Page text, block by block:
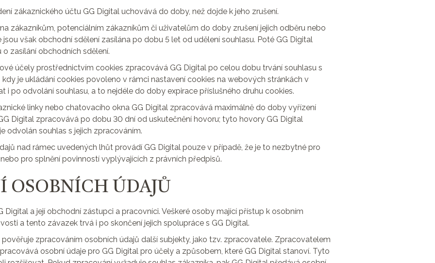
zákaznického účtu GG Digital uchovává do doby, než dojde k jeho zrušení.
zákazníkům, potenciálním zákazníkům či uživatelům do doby zrušení jejich odběru nebo
jsou však obchodní sdělení zasílána po dobu 5 let od udělení souhlasu. Poté GG Digital
zasílání obchodních sdělení.
účely prostřednictvím cookies zpracovává GG Digital po celou dobu trvání souhlasu s
je ukládání cookies povoleno v rámci nastavení cookies na webových stránkách v
i po odvolání souhlasu, a to nejdéle do doby expirace příslušného druhu cookies.
linky nebo chatovacího okna GG Digital zpracovává maximálně do doby vyřízení
Digital zpracovává po dobu 30 dní od uskutečnění hovoru; tyto hovory GG Digital
odvolán souhlas s jejich zpracováním.
nad rámec uvedených lhůt provádí GG Digital pouze v případě, že je to nezbytné pro
pro splnění povinností vyplývajících z právních předpisů.
OSOBNÍCH ÚDAJŮ
Digital a její obchodní zástupci a pracovníci. Veškeré osoby mající přístup k osobním
a tento závazek trvá i po skončení jejich spolupráce s GG Digital.
zpracováním osobních údajů další subjekty, jako tzv. zpracovatele. Zpracovatelem
osobní údaje pro GG Digital pro účely a způsobem, které GG Digital stanoví. Tyto